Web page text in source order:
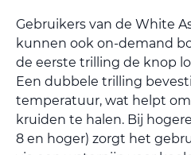
Gebruikers van de White
kunnen ook on-demand
de eerste trilling de knop
Een dubbele trilling
temperatuur, wat helpt
kruiden te halen. Bij
8 en hoger) zorgt het